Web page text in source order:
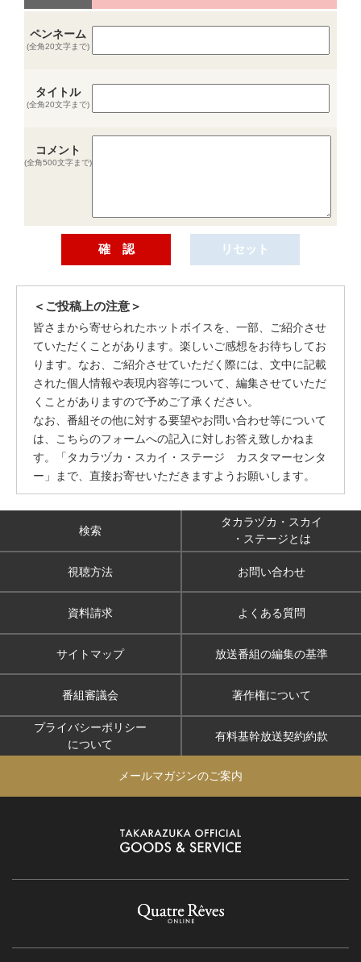
ペンネーム
(全角20文字まで)
タイトル
(全角20文字まで)
コメント
(全角500文字まで)
＜ご投稿上の注意＞
皆さまから寄せられたホットボイスを、一部、ご紹介させ
ていただくことがあります。楽しいご感想をお待ちしてお
ります。なお、ご紹介させていただく際には、文中に記載
された個人情報や表現内容等について、編集させていただ
くことがありますので予めご了承ください。
なお、番組その他に対する要望やお問い合わせ等について
は、こちらのフォームへの記入に対しお答え致しかねま
す。「タカラヅカ・スカイ・ステージ カスタマーセンタ
ー」まで、直接お寄せいただきますようお願いします。
検索
タカラヅカ・スカイ
・ステージとは
視聴方法 お問い合わせ
資料請求 よくある質問
サイトマップ 放送番組の編集の基準
番組審議会 著作権について
プライバシーポリシー
について
有料基幹放送契約約款
メールマガジンのご案内